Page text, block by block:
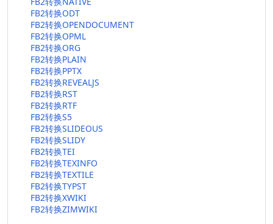
FB2转换ODT
FB2转换OPENDOCUMENT
FB2转换OPML
FB2转换ORG
FB2转换PLAIN
FB2转换PPTX
FB2转换REVEALJS
FB2转换RST
FB2转换RTF
FB2转换S5
FB2转换SLIDEOUS
FB2转换SLIDY
FB2转换TEI
FB2转换TEXINFO
FB2转换TEXTILE
FB2转换TYPST
FB2转换XWIKI
FB2转换ZIMWIKI